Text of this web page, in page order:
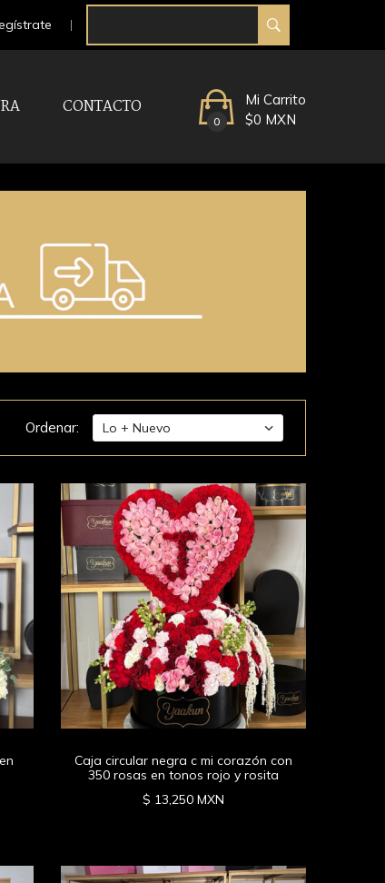
CONTACTO
0
Mi Carrito
$0 MXN
Ordenar:
Caja circular negra c mi corazón con
350 rosas en tonos rojo y rosita
$ 13,250 MXN